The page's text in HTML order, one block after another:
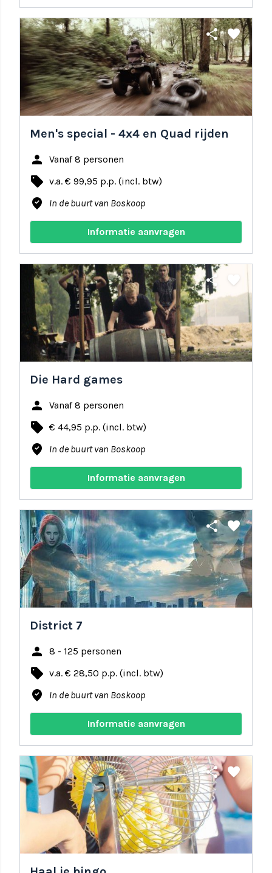
share favorite
Men's special - 4x4 en Quad rijden
person Vanaf 8 personen
local_offer v.a. € 99,95 p.p. (incl. btw)
where_to_vote In de buurt van Boskoop
Informatie aanvragen
share favorite
Die Hard games
person Vanaf 8 personen
local_offer € 44,95 p.p. (incl. btw)
where_to_vote In de buurt van Boskoop
Informatie aanvragen
share favorite
District 7
person 8 - 125 personen
local_offer v.a. € 28,50 p.p. (incl. btw)
where_to_vote In de buurt van Boskoop
Informatie aanvragen
share favorite